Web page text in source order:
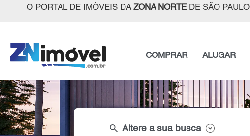
O PORTAL DE IMÓVEIS DA ZONA NORTEDE SÃO PAULO
COMPRAR ALUGAR
search Altere a sua busca